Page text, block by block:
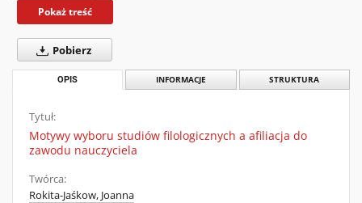
Pokaż treść
Pobierz
OPIS INFORMACJE STRUKTURA
Tytuł:
Motywy wyboru studiów filologicznych a afiliacja do
zawodu nauczyciela
Twórca:
Rokita-Jaśkow, Joanna